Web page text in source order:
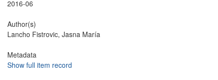
2016-06
Author(s)
Lancho Fistrovic, Jasna María
Metadata
Show full item record